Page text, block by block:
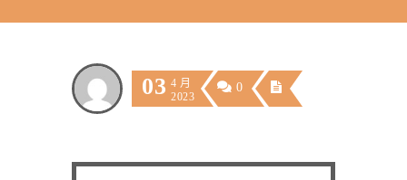
03 4 月
2023
0